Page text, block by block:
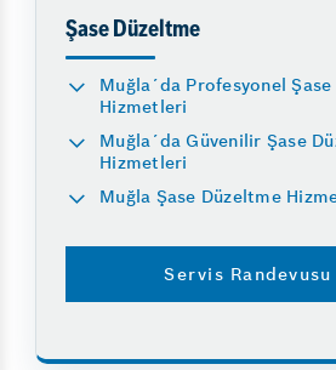
Şase Düzeltme
Muğla´da Profesyonel
Hizmetleri
Muğla´da Güvenilir Şase
Hizmetleri
Muğla Şase Düzeltme
Servis Randevusu